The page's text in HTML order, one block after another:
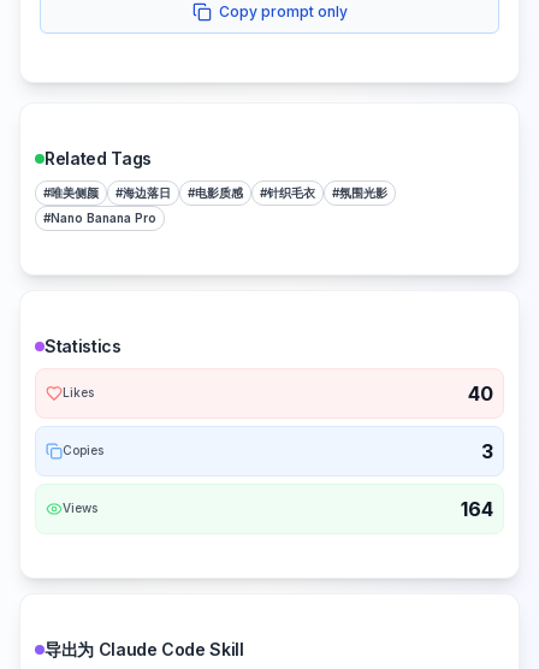
Copy prompt only
Related Tags
#唯美侧颜 #海边落日 #电影质感 #针织毛衣 #氛围光影
#Nano Banana Pro
Statistics
Likes 40
Copies 3
Views 164
导出为 Claude Code Skill